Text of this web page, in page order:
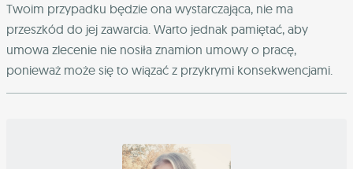
Twoim przypadku będzie ona wystarczająca, nie ma
przeszkód do jej zawarcia. Warto jednak pamiętać, aby
umowa zlecenie nie nosiła znamion umowy o pracę,
ponieważ może się to wiązać z przykrymi konsekwencjami.